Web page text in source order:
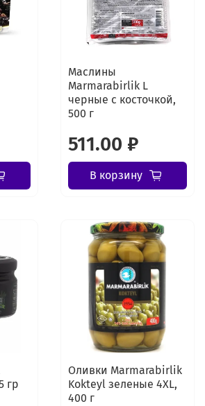
Маслины
Marmarabirlik L
черные с косточкой,
500 г
511.00 ₽
В корзину
гр
Оливки Marmarabirlik
Kokteyl зеленые 4XL,
400 г